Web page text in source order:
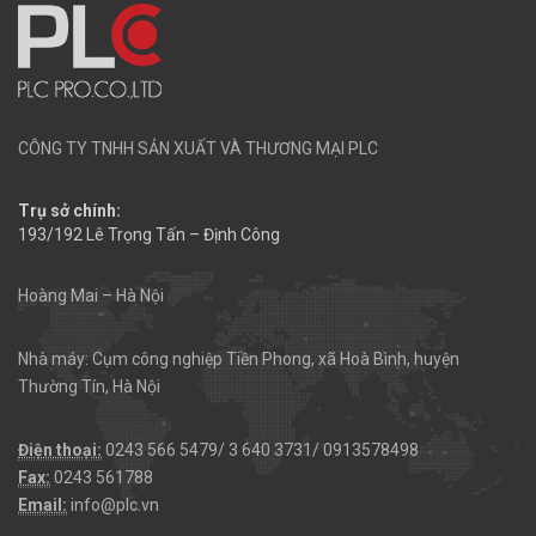
CÔNG TY TNHH SẢN XUẤT VÀ THƯƠNG MẠI PLC
Trụ sở chính:
193/192 Lê Trọng Tấn – Định Công
Hoàng Mai – Hà Nội
Nhà máy: Cụm công nghiệp Tiền Phong, xã Hoà Bình, huyện
Thường Tín, Hà Nội
Điện thoại: 0243 566 5479/ 3 640 3731/ 0913578498
Fax: 0243 561788
Email: info@plc.vn